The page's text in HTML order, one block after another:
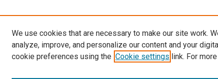
We use cookies that are necessary to make our site work.
analyze, improve, and personalize our content and your
cookie preferences using the Cookie settings link. For